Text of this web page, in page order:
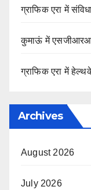
ग्राफिक एरा में
कुमाऊं में
ग्राफिक एरा में
Archives
August 2026
July 2026